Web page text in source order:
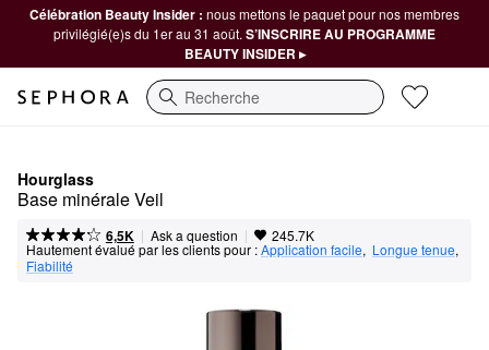
Célébration Beauty Insider : nous mettons le paquet pour nos membres
privilégié(e)s du 1er au 31 août. S’INSCRIRE AU PROGRAMME
BEAUTY INSIDER ▸
Recherche
Hourglass
Base minérale Veil
6,5K | Ask a question | 245.7K
Hautement évalué par les clients pour :Application facile, Longue tenue
Fiabilité